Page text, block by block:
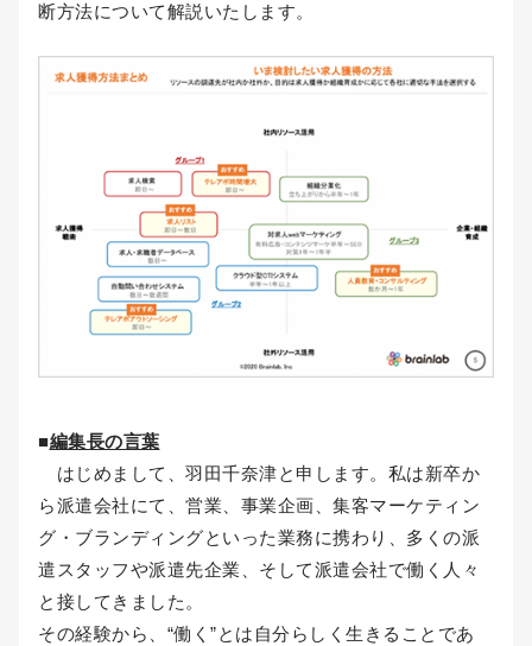
断方法について解説いたします。
■編集長の言葉
はじめまして、羽田千奈津と申します。私は新卒か
ら派遣会社にて、営業、事業企画、集客マーケティン
グ・ブランディングといった業務に携わり、多くの派
遣スタッフや派遣先企業、そして派遣会社で働く人々
と接してきました。
その経験から、“働く”とは自分らしく生きることであ